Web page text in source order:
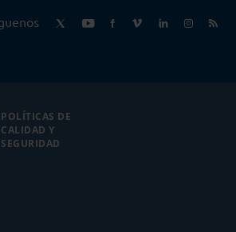
POLÍTICAS DE
CALIDAD Y
SEGURIDAD